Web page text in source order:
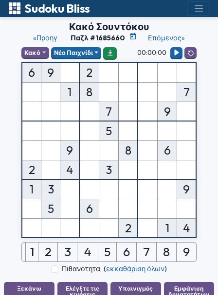
Sudoku Bliss
Κακό Σουντόκου
«Προηγ Παζλ #1685660 Επόμενος»
Κακό Νέο Παιχνίδι 00:00:00
6 9
2
1
8
7
7
9
5
9
8
6
2
4
3
1
3
9
5
6
2
1 4
1 2 3 4 5 6 7 8 9
Πιθανότητα; (εκκαθάριση όλων)